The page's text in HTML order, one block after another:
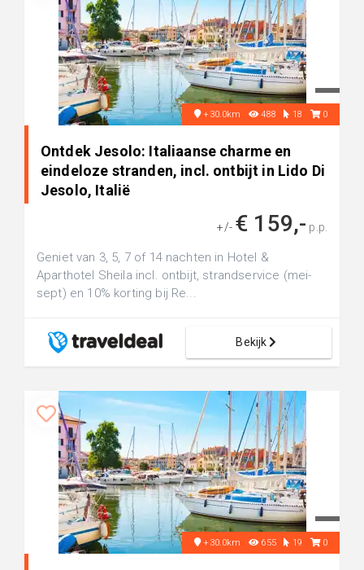
+30.0km 488 18 0
Ontdek Jesolo: Italiaanse charme en
eindeloze stranden, incl. ontbijt in Lido Di
Jesolo, Italië
+/- € 159,- p.p.
Geniet van 3, 5, 7 of 14 nachten in Hotel &
Aparthotel Sheila incl. ontbijt, strandservice (mei-
sept) en 10% korting bij Re...
Bekijk
+30.0km 655 19 0